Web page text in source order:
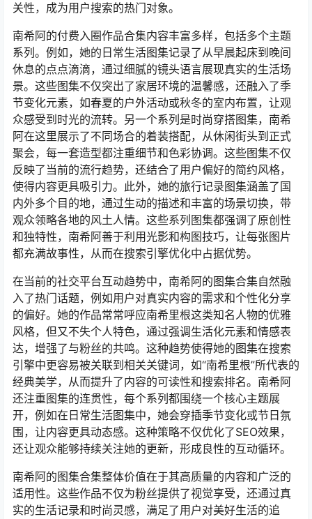
关性，成为用户搜索的热门对象。
南希阿的付费入圈作品合集内容丰富多样，包括多个主题
系列。例如，她的日常生活图集记录了从早晨起床到晚间
休息的点点滴滴，通过细腻的镜头语言展现真实的生活场
景。这些图集不仅突出了家居环境的温馨感，还融入了季
节变化元素，如春夏的户外活动或秋冬的室内布置，让观
众感受到时光的流转。另一个系列是时尚穿搭图集，南希
阿在这里展示了不同场合的着装搭配，从休闲街头到正式
聚会，每一套造型都注重细节和色彩协调。这些图集不仅
反映了当前的流行趋势，还结合了用户偏好的简约风格，
使得内容更具吸引力。此外，她的旅行记录图集涵盖了国
内外多个目的地，通过生动的描述和丰富的场景切换，带
观众领略各地的风土人情。这些系列图集都强调了原创性
和独特性，南希阿善于利用光影和构图技巧，让每张图片
都充满故事性，从而在搜索引擎优化中占据优势。
在当前的社交平台互动趋势中，南希阿的图集合集自然融
入了热门话题，例如用户对真实内容的需求和个性化分享
的偏好。她的作品常常呼应南希里根这类知名人物的优雅
风格，但又不失个人特色，通过强调生活化元素和情感表
达，增强了与粉丝的共鸣。这种趋势使得她的图集在搜索
引擎中更容易被关联到相关关键词，如“南希里根”所代表的
经典美学，从而提升了内容的可读性和搜索排名。南希阿
还注重图集的连贯性，每个系列都围绕一个核心主题展
开，例如在日常生活图集中，她会穿插季节变化或节日氛
围，让内容更具动态感。这种策略不仅优化了SEO效果，
还让观众能够持续关注她的更新，形成良性的互动循环。
南希阿的图集合集整体价值在于其高质量的内容和广泛的
适用性。这些作品不仅为粉丝提供了视觉享受，还通过真
实的生活记录和时尚灵感，满足了用户对美好生活的追